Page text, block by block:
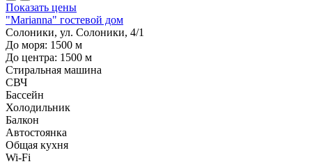
Показать цены
"Marianna" гостевой дом
Солоники, ул. Солоники, 4/1
До моря: 1500 м
До центра: 1500 м
Стиральная машина
СВЧ
Бассейн
Холодильник
Балкон
Автостоянка
Общая кухня
Wi-Fi